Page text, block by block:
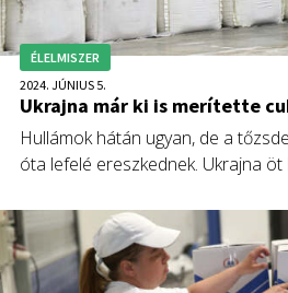
ÉLELMISZER
2024. JÚNIUS 5.
Ukrajna már ki is merítette
Hullámok hátán ugyan, de a
óta lefelé ereszkednek. Ukrajna
Elemzés vezető agrárszakértője
kitekinteni, és a csökkenő